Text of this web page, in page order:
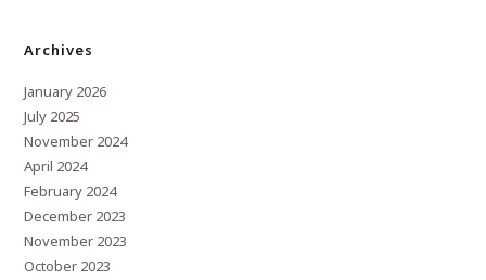
Archives
January 2026
July 2025
November 2024
April 2024
February 2024
December 2023
November 2023
October 2023